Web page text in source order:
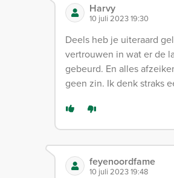
Harvy
10 juli 2023 19:30
Deels heb je uiteraard
vertrouwen in wat er de
gebeurd. En alles
geen zin. Ik denk straks
feyenoordfame
10 juli 2023 19:48